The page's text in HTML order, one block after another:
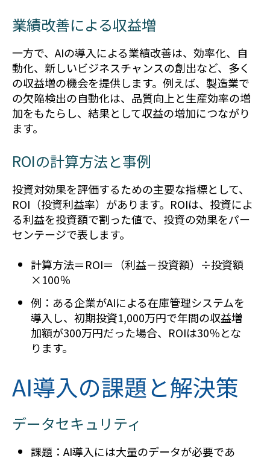
業績改善による収益増
一方で、AIの導入による業績改善は、効率化、自
動化、新しいビジネスチャンスの創出など、多く
の収益増の機会を提供します。例えば、製造業で
の欠陥検出の自動化は、品質向上と生産効率の増
加をもたらし、結果として収益の増加につながり
ます。
ROIの計算方法と事例
投資対効果を評価するための主要な指標として、
ROI（投資利益率）があります。ROIは、投資によ
る利益を投資額で割った値で、投資の効果をパー
センテージで表します。
計算方法＝ROI＝（利益－投資額）÷投資額
×100％
例：ある企業がAIによる在庫管理システムを
導入し、初期投資1,000万円で年間の収益増
加額が300万円だった場合、ROIは30％とな
ります。
AI導入の課題と解決策
データセキュリティ
課題：AI導入には大量のデータが必要であ